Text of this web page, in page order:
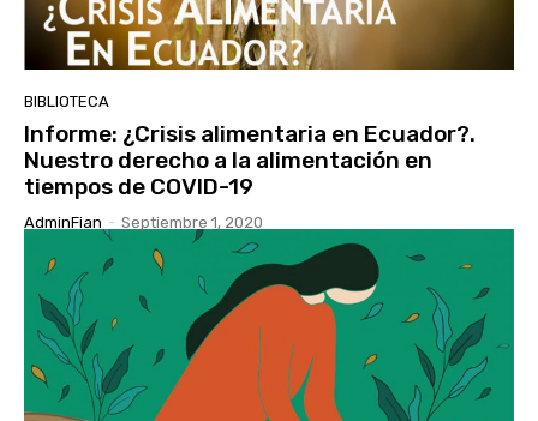
BIBLIOTECA
Informe: ¿Crisis alimentaria en Ecuador?.
Nuestro derecho a la alimentación en
tiempos de COVID-19
AdminFian - Septiembre 1, 2020